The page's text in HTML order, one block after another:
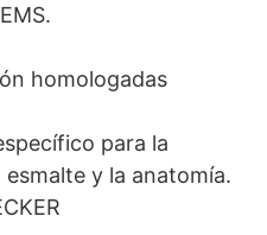
homologadas
para la
y la anatomía.